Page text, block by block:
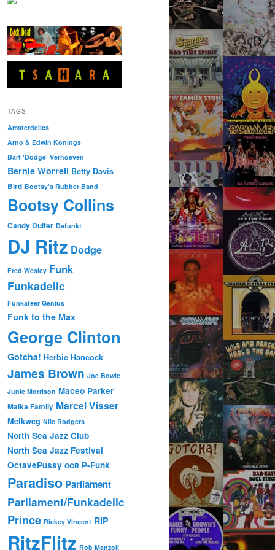
TAGS
Amsterdelics
Arno & Edwin Konings
Bart 'Dodge' Verhoeven
Bernie Worrell Betty Davis
Bird Bootsy's Rubber Band
Bootsy Collins
Candy Dulfer Defunkt
DJ Ritz Dodge
Fred Wesley Funk
Funkadelic
Funkateer Genius
Funk to the Max
George Clinton
Gotcha! Herbie Hancock
James Brown Joe Bowie
Junie Morrison Maceo Parker
Malka Family Marcel Visser
Melkweg Nile Rodgers
North Sea Jazz Club
North Sea Jazz Festival
OctavePussy OOR P-Funk
Paradiso Parliament
Parliament/Funkadelic
Prince Rickey Vincent RIP
RitzFlitz Rob Manzoli